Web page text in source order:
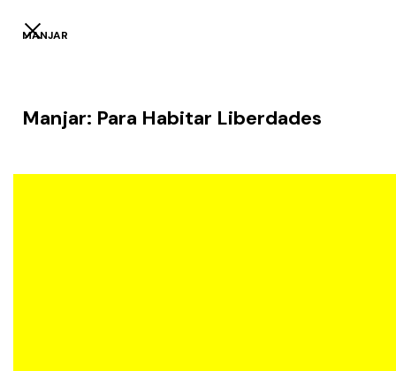
MANJAR
Manjar: Para Habitar Liberdades